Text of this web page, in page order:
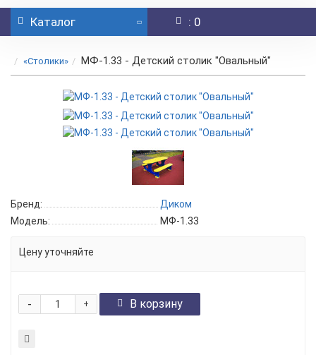
Каталог : 0
«Столики» МФ-1.33 - Детский столик "Овальный"
Бренд:
Диком
Модель:
МФ-1.33
Цену уточняйте
+
- В корзину